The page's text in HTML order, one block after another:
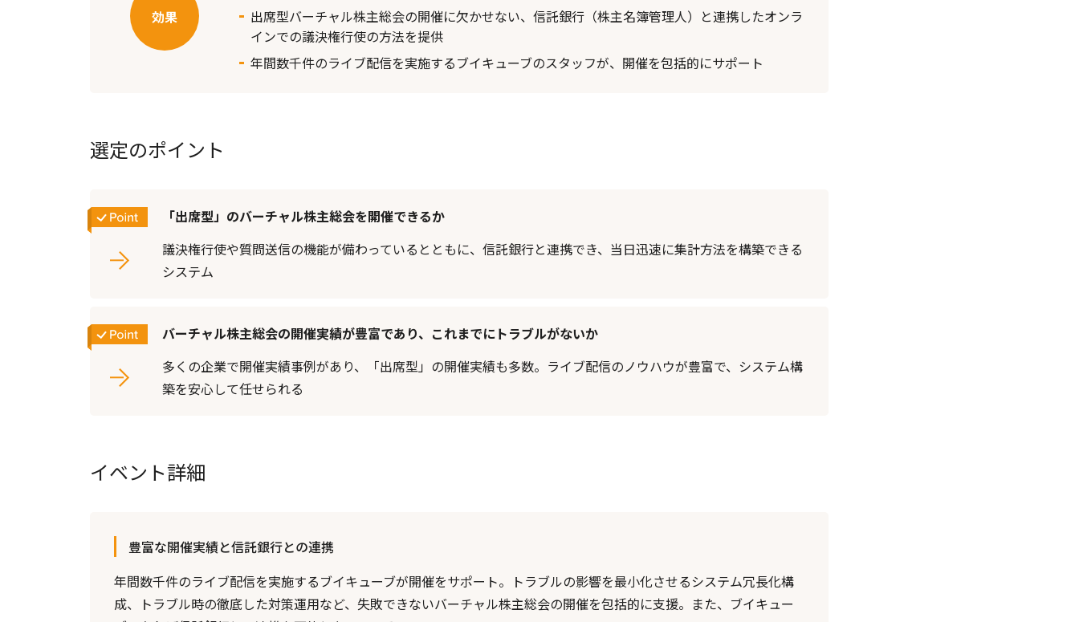
出席型バーチャル株主総会の開催に欠かせない、信託銀行（株主名簿管理人）と連携したオンラ
インでの議決権行使の方法を提供
年間数千件のライブ配信を実施するブイキューブのスタッフが、開催を包括的にサポート
選定のポイント
「出席型」のバーチャル株主総会を開催できるか
議決権行使や質問送信の機能が備わっているとともに、信託銀行と連携でき、当日迅速に集計方法を構築できる
システム
バーチャル株主総会の開催実績が豊富であり、これまでにトラブルがないか
多くの企業で開催実績事例があり、「出席型」の開催実績も多数。ライブ配信のノウハウが豊富で、システム構
築を安心して任せられる
イベント詳細
豊富な開催実績と信託銀行との連携
年間数千件のライブ配信を実施するブイキューブが開催をサポート。トラブルの影響を最小化させるシステム冗長化構
成、トラブル時の徹底した対策運用など、失敗できないバーチャル株主総会の開催を包括的に支援。また、ブイキュー